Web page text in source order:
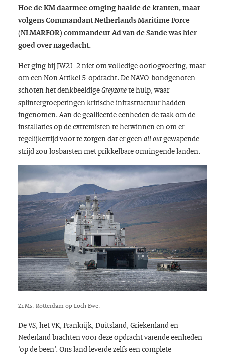
Hoe de KM daarmee omging haalde de kranten, maar
volgens Commandant Netherlands Maritime Force
(NLMARFOR) commandeur Ad van de Sande was hier
goed over nagedacht.
Het ging bij JW21-2 niet om volledige oorlogvoering, maar
om een Non Artikel 5-opdracht. De NAVO-bondgenoten
schoten het denkbeeldigeGreyzonete hulp, waar
splintergroeperingen kritische infrastructuur hadden
ingenomen. Aan de geallieerde eenheden de taak om de
installaties op de extremisten te herwinnen en om er
tegelijkertijd voor te zorgen dat er geenall outgewapende
strijd zou losbarsten met prikkelbare omringende landen.
Zr.Ms. Rotterdam op Loch Ewe.
De VS, het VK, Frankrijk, Duitsland, Griekenland en
Nederland brachten voor deze opdracht varende eenheden
‘op de been’. Ons land leverde zelfs een complete